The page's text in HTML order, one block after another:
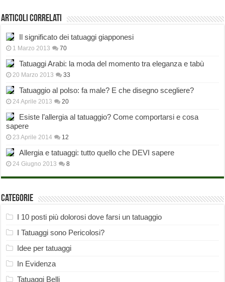
Articoli correlati
Il significato dei tatuaggi giapponesi
1 Marzo 2013 70
Tatuaggi Arabi: la moda del momento tra eleganza e tabù
20 Marzo 2013 33
Tatuaggio al polso: fa male? E che disegno scegliere?
24 Aprile 2013 20
Esiste l’allergia al tatuaggio? Come comportarsi e cosa
sapere
23 Aprile 2014 12
Allergia e tatuaggi: tutto quello che DEVI sapere
24 Giugno 2013 8
Categorie
I 10 posti più dolorosi dove farsi un tatuaggio
I Tatuaggi sono Pericolosi?
Idee per tatuaggi
In Evidenza
Tatuaggi Belli